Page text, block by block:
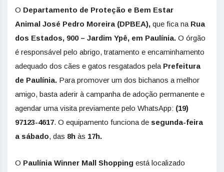
O Departamento de Proteção e Bem Estar
Animal José Pedro Moreira (DPBEA), que fica na Rua
dos Estados, 900 – Jardim Ypê, em Paulínia. O órgão
é responsável pelo abrigo, tratamento e encaminhamento
adequado dos cães e gatos resgatados pela Prefeitura
de Paulínia. Para promover um dos bichanos a melhor
amigo, basta aderir à campanha de adoção permanente e
agendar uma visita previamente pelo WhatsApp: (19)
97123-4617. O equipamento funciona de segunda-feira
a sábado, das 8h às 17h.
O Paulínia Winner Mall Shopping está localizado